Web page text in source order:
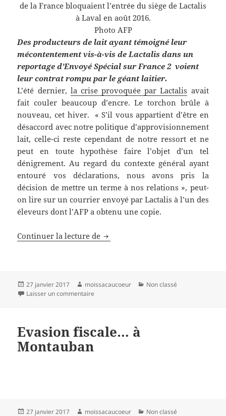
de la France bloquaient l’entrée du siège de Lactalis
à Laval en août 2016.
Photo AFP
Des producteurs de lait ayant témoigné leur
mécontentement vis-à-vis de Lactalis dans un
reportage d’Envoyé Spécial sur France 2 voient
leur contrat rompu par le géant laitier.
L’été dernier, la crise provoquée par Lactalis avait
fait couler beaucoup d’encre. Le torchon brûle à
nouveau, cet hiver. « S’il vous appartient d’être en
désaccord avec notre politique d’approvisionnement
lait, celle-ci reste cependant de notre ressort et ne
peut en toute hypothèse faire l’objet d’un tel
dénigrement. Au regard du contexte général ayant
entouré vos déclarations, nous avons pris la
décision de mettre un terme à nos relations », peut-
on lire sur un courrier envoyé par Lactalis à l’un des
éleveurs dont l’AFP a obtenu une copie.
Continuer la lecture de Lactalis rompt le contrat de cinq
Publié
le
27 janvier 2017 Auteur
moissacaucoeur Catégories
Non classé
Laisser un commentaire
Evasion fiscale… à
Montauban
Publié
27 janvier 2017 Auteur
moissacaucoeur Catégories
Non classé